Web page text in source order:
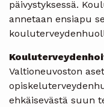
päivystyksessä.
annetaan ensiapu
Valtioneuvoston
ehkäisevästä suun